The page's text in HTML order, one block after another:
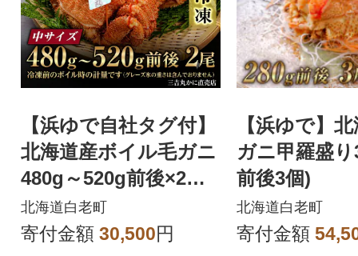
【浜ゆで自社タグ付】
北海道産ボイル毛ガニ
480g～520g前後×2尾
冷凍
北海道白老町
寄付金額 30,500円
【浜ゆで】
ガニ甲羅盛
前後3個)
北海道白老町
寄付金額